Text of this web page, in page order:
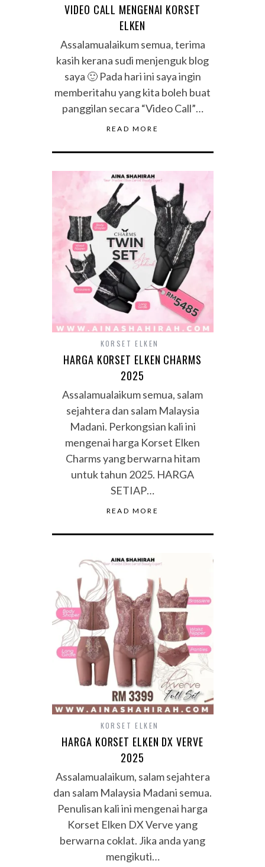
VIDEO CALL MENGENAI KORSET
ELKEN
Assalamualaikum semua, terima
kasih kerana sudi menjenguk blog
saya 🙂 Pada hari ini saya ingin
memberitahu yang kita boleh buat
panggilan secara “Video Call”…
READ MORE
KORSET ELKEN
HARGA KORSET ELKEN CHARMS
2025
Assalamualaikum semua, salam
sejahtera dan salam Malaysia
Madani. Perkongsian kali ini
mengenai harga Korset Elken
Charms yang berwarna hitam
untuk tahun 2025. HARGA
SETIAP…
READ MORE
KORSET ELKEN
HARGA KORSET ELKEN DX VERVE
2025
Assalamualaikum, salam sejahtera
dan salam Malaysia Madani semua.
Penulisan kali ini mengenai harga
Korset Elken DX Verve yang
berwarna coklat. Jika anda yang
mengikuti…